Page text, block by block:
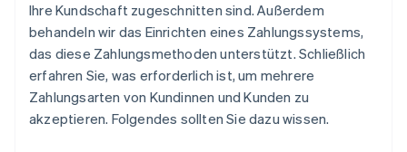
Ihre Kundschaft zugeschnitten sind. Außerdem
behandeln wir das Einrichten eines Zahlungssystems,
das diese Zahlungsmethoden unterstützt. Schließlich
erfahren Sie, was erforderlich ist, um mehrere
Zahlungsarten von Kundinnen und Kunden zu
akzeptieren. Folgendes sollten Sie dazu wissen.